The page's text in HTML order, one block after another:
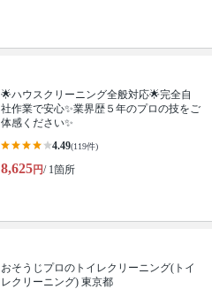
🌟ハウスクリーニング全般対応🌟完全自
社作業で安心✨業界歴５年のプロの技をご
体感ください✨
4.49(119件)
8,625円/ 1箇所
おそうじプロのトイレクリーニング(トイ
レクリーニング) 東京都